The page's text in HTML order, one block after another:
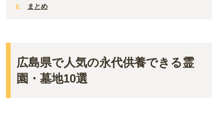
まとめ
広島県で人気の永代供養できる霊
園・墓地10選